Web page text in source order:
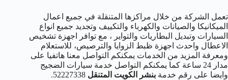
تعمل الشركة من خلال مراكزها المتنقلة في جميع اعمال
الميكانيكا والصيانات والكهرباء والتكييف وتجديد جميع انواع
السيارات وتبديل البطاريات والتواير ، مع توافر اجهزة تشخيص
الاعطال واحدث اجهزة ظبط الزوايا والترصيص، للاستعلام
ومعرفة المزيد من الخدمات يمكنكم التواصل معنا هاتفيا على
مدار 24 ساعة كما يمكنكم التواصل خدمة سيارات الضجيج
وايضا على رقم خدمة بنشر الكويت المتنقل